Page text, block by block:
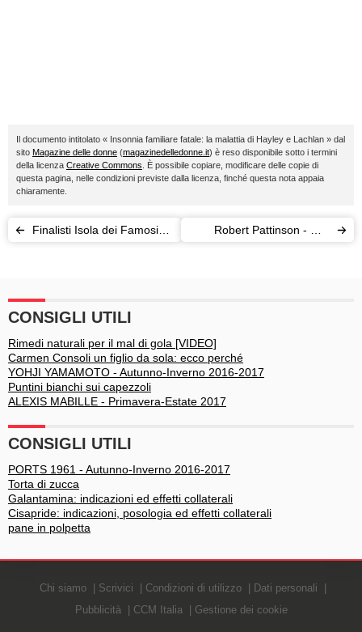
Il documento intitolato « Insonnia familiare fatale: la malattia di Hayley e Lachlan » dal
sito Magazine delle donne (magazinedelledonne.it) è reso disponibile sotto i termini
della licenza Creative Commons . È possibile copiare, modificare delle copie di
questa pagina, nelle condizioni previste dalla licenza, finché questa nota appaia
chiaramente.
Finalisti Isola dei Famosi
Robert Pattinson - Met
CONSIGLI UTILI
Rimedi naturali per il mal di gola [VIDEO]
Carmen Consoli un figlio da sola: ecco perché
YOHJI YAMAMOTO - Autunno-Inverno 2016-2017
Puntini bianchi sui capezzoli
ALEXIS MABILLE - Primavera-Estate 2017
CONSIGLI UTILI
PORTS 1961 - Autunno-Inverno 2016-2017
Torta di zucca
Galantamina: indicazioni ed effetti collaterali
Cisapride: indicazioni, posologia ed effetti collaterali
pane in polpetta
Chi siamo Scrivici Condizioni di utilizzo
Dati personali
Pubblicità
CCM Italia Gestione dei cookie